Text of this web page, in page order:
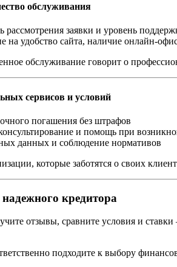
обслуживания
рассмотрения заявки и уровень
на удобство сайта, наличие онлайн-
обслуживание говорит о
сервисов и условий
погашения без штрафов
и помощь при
данных и соблюдение нормативов
которые заботятся о своих
кредитора
отзывы, сравните условия и
подходите к выбору